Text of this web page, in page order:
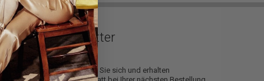
Newsletter
Registrieren Sie sich und erhalten